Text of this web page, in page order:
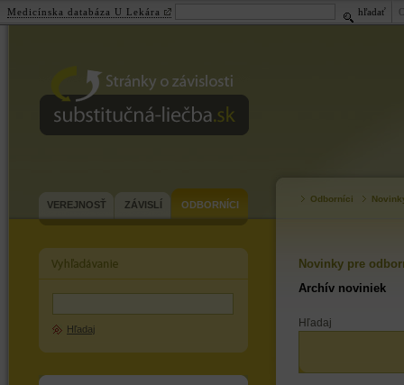
substitučná-liečba.sk
VEREJNOSŤ ZÁVISLÍ ODBORNÍCI
Hľadaj
Odborníci
Novinky pre
Archív noviniek
Hľadaj
Medicínska databáza U Lekára hľadať